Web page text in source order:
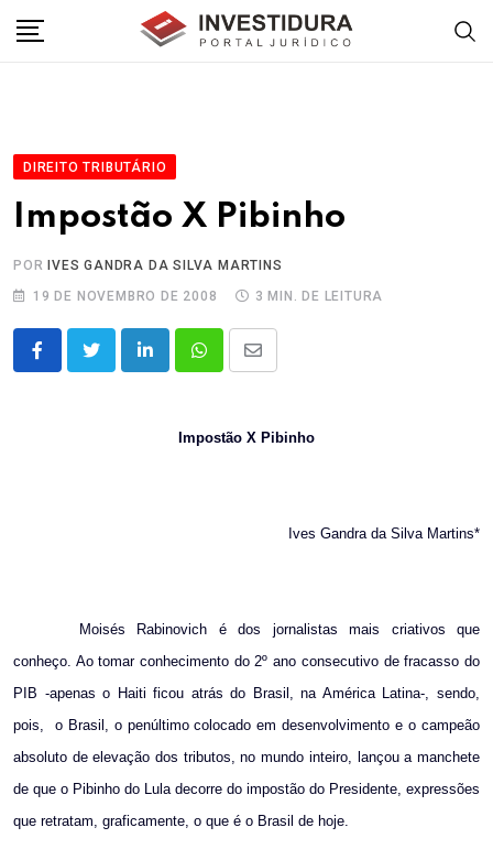
DIREITO TRIBUTÁRIO
Impostão X Pibinho
POR
IVES GANDRA DA SILVA MARTINS
19 DE NOVEMBRO DE 2008
3 MIN. DE LEITURA
LinkedInWhatsappShare
Impostão X Pibinho
Ives Gandra da Silva Martins*
Moisés Rabinovich é dos jornalistas mais criativos que
conheço. Ao tomar conhecimento do 2º ano consecutivo de fracasso do
PIB -apenas o Haiti ficou atrás do Brasil, na América Latina-, sendo,
pois,
o Brasil, o penúltimo colocado em desenvolvimento e o campeão
absoluto de elevação dos tributos, no mundo inteiro, lançou a manchete
de que o Pibinho do Lula decorre do impostão do Presidente, expressões
que retratam, graficamente, o que é o Brasil de hoje.